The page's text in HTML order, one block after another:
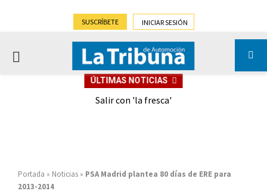
SUSCRÍBETE INICIAR SESIÓN
PRIMARY
ÚLTIMAS NOTICIAS
Salir con 'la fresca'
Portada » Noticias » PSA Madrid plantea 80 días de ERE para
2013-2014